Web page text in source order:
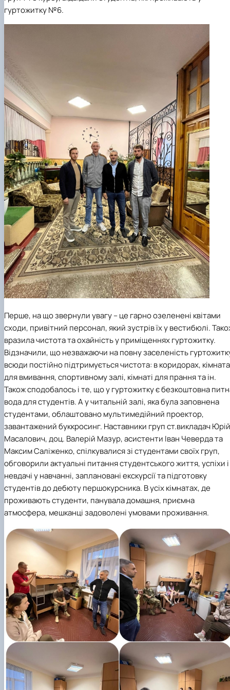
гуртожитку №6.
Перше, на що звернули увагу – це гарно озеленені квітами
сходи, привітний персонал, який зустрів їх у вестибюлі.
вразила чистота та охайність у приміщеннях гуртожитку.
Відзначили, що незважаючи на повну заселеність
всюди постійно підтримується чистота: в коридорах,
для вмивання, спортивному залі, кімнаті для прання та ін.
Також сподобалось і те, що у гуртожитку є безкоштовна
вода для студентів. А у читальній залі, яка була заповнена
студентами, облаштовано мультимедійний проектор,
завантажений буккросинг. Наставники груп ст.викладач Юрій
Масалович, доц. Валерій Мазур, асистенти Іван Чеверда та
Максим Саліженко, спілкувалися зі студентами своїх груп,
обговорили актуальні питання студентського життя, успіхи і
невдачі у навчанні, заплановані екскурсії та підготовку
студентів до дебюту першокурсника. В усіх кімнатах, де
проживають студенти, панувала домашня, приємна
атмосфера, мешканці задоволені умовами проживання.